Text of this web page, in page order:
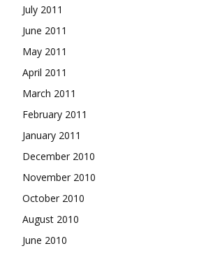
July 2011
June 2011
May 2011
April 2011
March 2011
February 2011
January 2011
December 2010
November 2010
October 2010
August 2010
June 2010